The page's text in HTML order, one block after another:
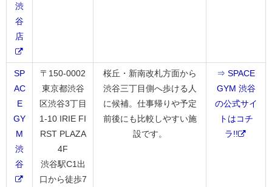
渋
谷
店
SP
AC
E
GY
M
渋
谷
〒150-0002
東京都渋谷
区渋谷3丁目
1-10 IRIE FI
RST PLAZA
4F
渋谷駅C1出
口から徒歩7
桜丘・新南改札方面から
渋谷三丁目側へ歩ける人
に候補。仕事帰りや予定
前後にも比較しやすい施
設です。
⇒ SPACE
GYM 渋谷
の公式サイ
トはコチ
ラ!!